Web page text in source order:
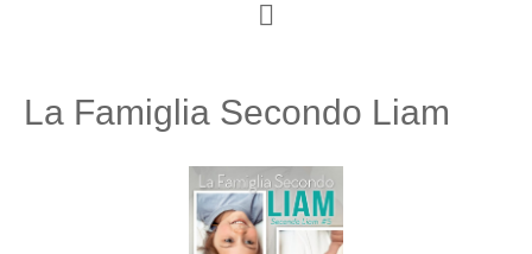
La Famiglia Secondo Liam